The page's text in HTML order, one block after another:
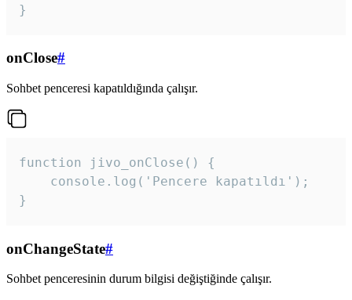
}
onClose#
Sohbet penceresi kapatıldığında çalışır.
function jivo_onClose() {
    console.log('Pencere kapatıldı');
}
onChangeState#
Sohbet penceresinin durum bilgisi değiştiğinde çalışır.